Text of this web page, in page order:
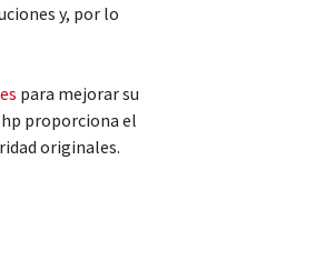
y, por lo
para mejorar su
proporciona el
originales.